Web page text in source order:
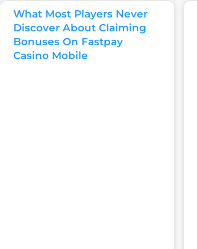
What Most Players Never
Discover About Claiming
Bonuses On Fastpay
Casino Mobile